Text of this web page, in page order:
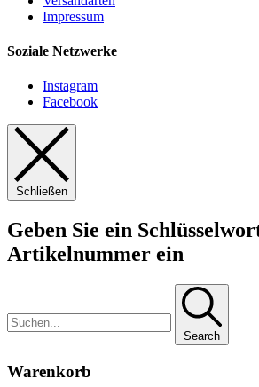
Impressum
Soziale Netzwerke
Instagram
Facebook
Schließen
Geben Sie ein
Artikelnummer ein
Search
Warenkorb